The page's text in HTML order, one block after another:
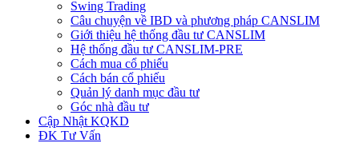
Swing Trading
Câu chuyện về IBD và phương pháp CANSLIM
Giới thiệu hệ thống đầu tư CANSLIM
Hệ thống đầu tư CANSLIM-PRE
Cách mua cổ phiếu
Cách bán cổ phiếu
Quản lý danh mục đầu tư
Góc nhà đầu tư
Cập Nhật KQKD
ĐK Tư Vấn